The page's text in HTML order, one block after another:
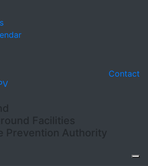
Facilities
Prevention Authority
Contact